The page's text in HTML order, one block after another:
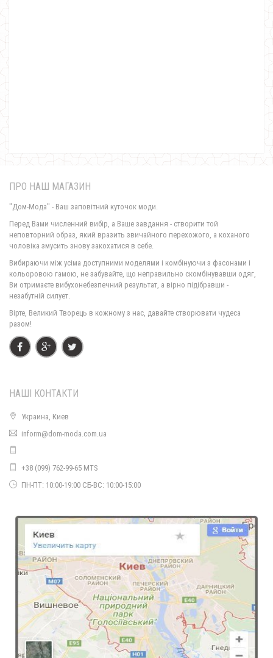
530.00грн.
Модне жіноче плаття лапша
510.00грн.
ПРО НАШ МАГАЗИН
"Дом-Мода" - Ваш заповітний куточок моди.
Перед Вами численний вибір, а Ваше завдання - створити той
неповторний образ, який вразить звичайного перехожого, а коханого
чоловіка змусить знову закохатися в себе.
Вибираючи між усіма доступними моделями і комбінуючи з фасонами і
кольоровою гамою, не забувайте, що неправильно скомбінувавши одяг,
Ви отримаєте вибухонебезпечний результат, а вірно підібравши -
незабутній силует.
Вірте, Великий Творець в кожному з нас, давайте створювати чудеса
разом!
НАШІ КОНТАКТИ
Украина, Киев
inform@dom-moda.com.ua
+38 (099) 762-99-65 MTS
ПН-ПТ: 10:00-19:00 СБ-ВС: 10:00-15:00